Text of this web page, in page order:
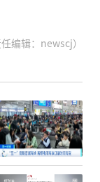
任编辑：newscj）